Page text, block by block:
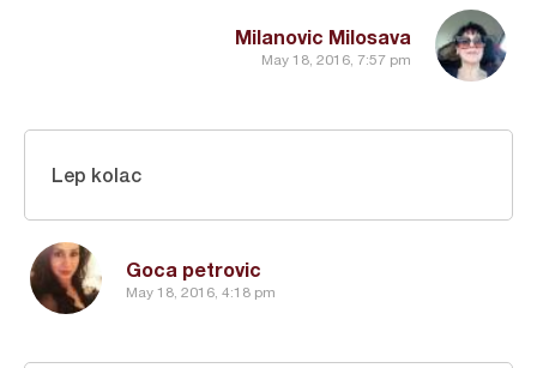
Milanovic Milosava
May 18, 2016, 7:57 pm
Goca petrovic
May 18, 2016, 4:18 pm
Lep kolac